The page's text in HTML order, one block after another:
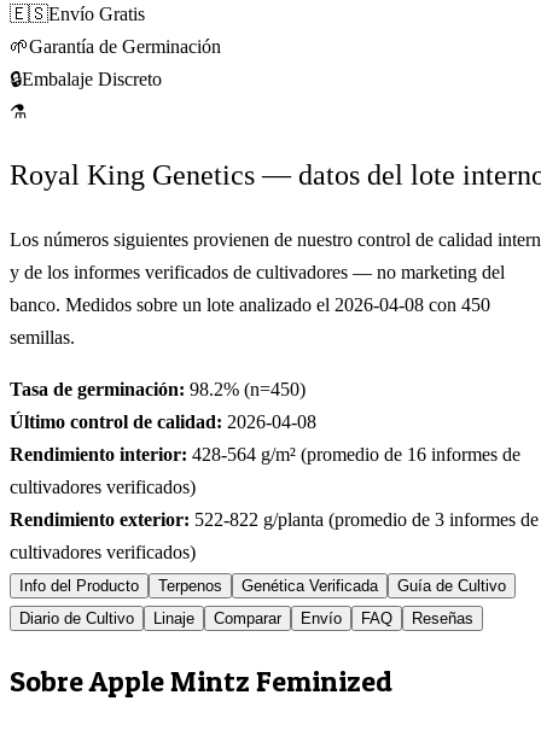
🇪🇸Envío Gratis
🌱Garantía de Germinación
🔒Embalaje Discreto
⚗
Royal King Genetics — datos del lote
Los números siguientes provienen de nuestro control de calidad
y de los informes verificados de cultivadores — no marketing del
banco. Medidos sobre un lote analizado el 2026-04-08 con 450
semillas.
Tasa de germinación: 98.2% (n=450)
Último control de calidad: 2026-04-08
Rendimiento interior: 428-564 g/m² (promedio de 16 informes de
cultivadores verificados)
Rendimiento exterior: 522-822 g/planta (promedio de 3 informes de
cultivadores verificados)
Info del Producto Terpenos Genética Verificada
Guía de Cultivo
Diario de Cultivo
Linaje Comparar Envío FAQ Reseñas
Sobre Apple Mintz Feminized